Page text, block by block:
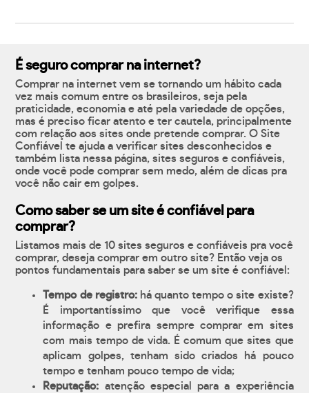
É seguro comprar na internet?
Comprar na internet vem se tornando um hábito cada
vez mais comum entre os brasileiros, seja pela
praticidade, economia e até pela variedade de opções,
mas é preciso ficar atento e ter cautela, principalmente
com relação aos sites onde pretende comprar. O Site
Confiável te ajuda a verificar sites desconhecidos e
também lista nessa página, sites seguros e confiáveis,
onde você pode comprar sem medo, além de dicas pra
você não cair em golpes.
Como saber se um site é confiável para
comprar?
Listamos mais de 10 sites seguros e confiáveis pra você
comprar, deseja comprar em outro site? Então veja os
pontos fundamentais para saber se um site é confiável:
Tempo de registro:há quanto tempo o site existe?
É importantíssimo que você verifique essa
informação e prefira sempre comprar em sites
com mais tempo de vida. É comum que sites que
aplicam golpes, tenham sido criados há pouco
tempo e tenham pouco tempo de vida;
Reputação: atenção especial para a experiência